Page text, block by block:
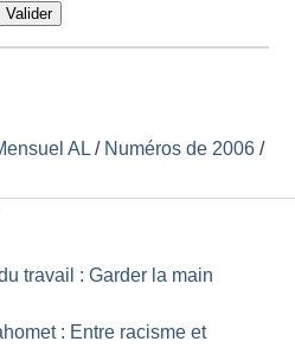
Valider
AL / Numéros de 2006 /
travail : Garder la main
: Entre racisme et